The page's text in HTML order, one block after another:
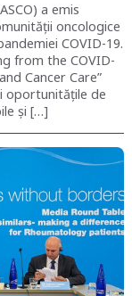
a emis
oncologice
COVID-19.
from the COVID-
Cancer Care”
oportunitățile de
și […]